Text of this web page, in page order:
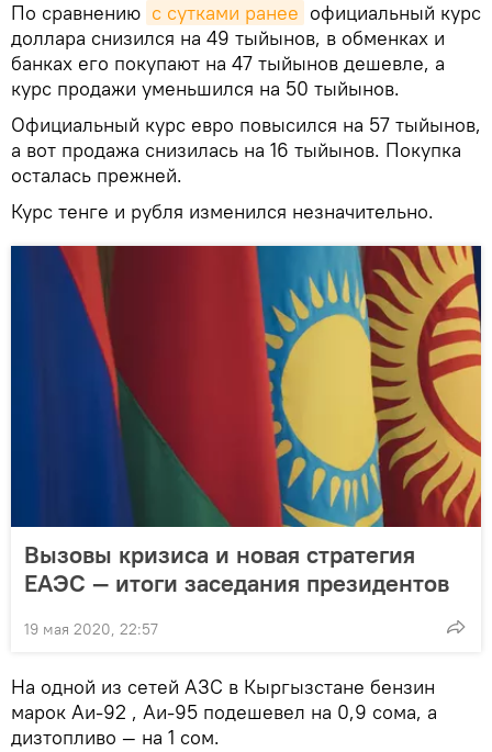
По сравнению с сутками ранее официальный курс
доллара снизился на 49 тыйынов, в обменках и
банках его покупают на 47 тыйынов дешевле, а
курс продажи уменьшился на 50 тыйынов.
Официальный курс евро повысился на 57 тыйынов,
а вот продажа снизилась на 16 тыйынов. Покупка
осталась прежней.
Курс тенге и рубля изменился незначительно.
Вызовы кризиса и новая стратегия
ЕАЭС — итоги заседания президентов
19 мая 2020, 22:57
На одной из сетей АЗС в Кыргызстане бензин
марок Аи-92 , Аи-95 подешевел на 0,9 сома, а
дизтопливо — на 1 сом.